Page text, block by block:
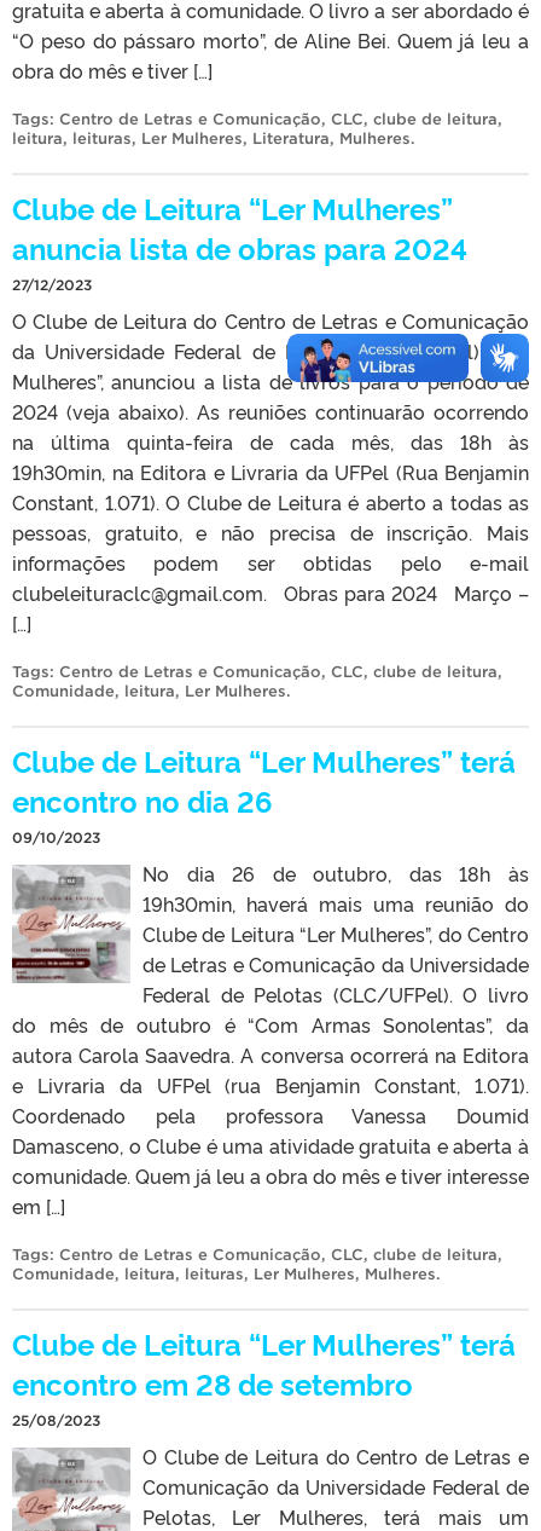
gratuita e aberta à comunidade. O livro a ser abordado é
“O peso do pássaro morto”, de Aline Bei. Quem já leu a
obra do mês e tiver […]
Tags: Centro de Letras e Comunicação, CLC, clube de leitura,
leitura, leituras, Ler Mulheres, Literatura, Mulheres.
Clube de Leitura “Ler Mulheres”
anuncia lista de obras para 2024
27/12/2023
O Clube de Leitura do Centro de Letras e Comunicação
da Universidade Federal de Pelotas (CLC/UFPel), “Ler
Mulheres”, anunciou a lista de livros para o período de
2024 (veja abaixo). As reuniões continuarão ocorrendo
na última quinta-feira de cada mês, das 18h às
19h30min, na Editora e Livraria da UFPel (Rua Benjamin
Constant, 1.071). O Clube de Leitura é aberto a todas as
pessoas, gratuito, e não precisa de inscrição. Mais
informações podem ser obtidas pelo e-mail
clubeleituraclc@gmail.com. Obras para 2024 Março –
[…]
Tags: Centro de Letras e Comunicação, CLC, clube de leitura,
Comunidade, leitura, Ler Mulheres.
Clube de Leitura “Ler Mulheres” terá
encontro no dia 26
09/10/2023
No dia 26 de outubro, das 18h às
19h30min, haverá mais uma reunião do
Clube de Leitura “Ler Mulheres”, do Centro
de Letras e Comunicação da Universidade
Federal de Pelotas (CLC/UFPel). O livro
do mês de outubro é “Com Armas Sonolentas”, da
autora Carola Saavedra. A conversa ocorrerá na Editora
e Livraria da UFPel (rua Benjamin Constant, 1.071).
Coordenado pela professora Vanessa Doumid
Damasceno, o Clube é uma atividade gratuita e aberta à
comunidade. Quem já leu a obra do mês e tiver interesse
em […]
Tags: Centro de Letras e Comunicação, CLC, clube de leitura,
Comunidade, leitura, leituras, Ler Mulheres, Mulheres.
Clube de Leitura “Ler Mulheres” terá
encontro em 28 de setembro
25/08/2023
O Clube de Leitura do Centro de Letras e
Comunicação da Universidade Federal de
Pelotas, Ler Mulheres, terá mais um